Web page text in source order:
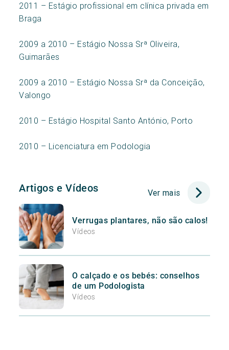
2011 – Estágio profissional em clínica privada em
Braga
2009 a 2010 – Estágio Nossa Srª Oliveira,
Guimarães
2009 a 2010 – Estágio Nossa Srª da Conceição,
Valongo
2010 – Estágio Hospital Santo António, Porto
2010 – Licenciatura em Podologia
Artigos e Vídeos Ver mais
Verrugas plantares, não são calos!
Vídeos
O calçado e os bebés: conselhos
de um Podologista
Vídeos